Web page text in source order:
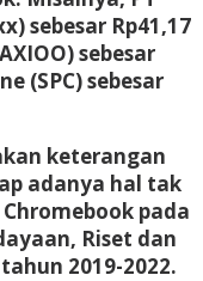
sebesar Rp41,17
sebesar
(SPC) sebesar
keterangan
adanya hal tak
pada
Riset dan
2019-2022.